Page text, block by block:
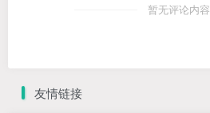
暂无评论内容
友情链接